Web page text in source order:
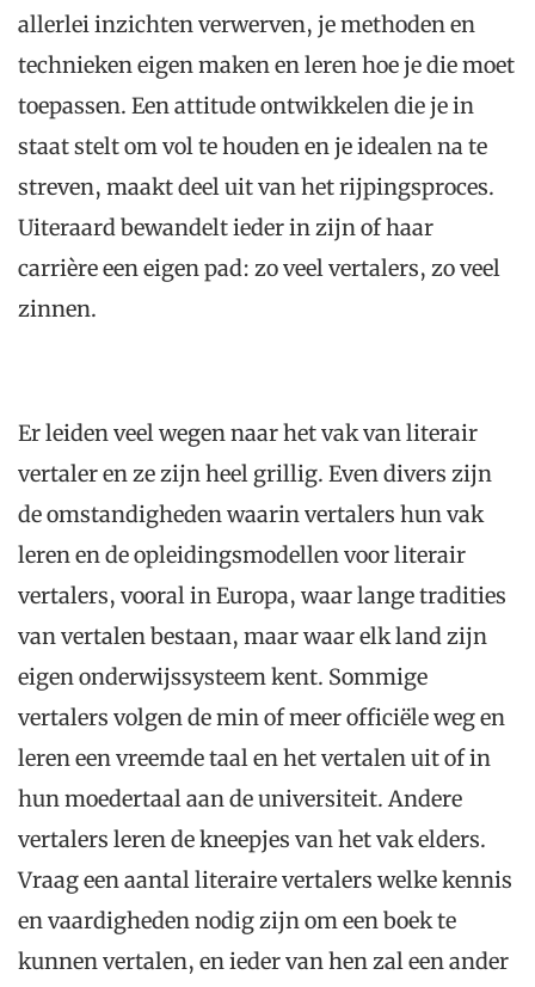
allerlei inzichten verwerven, je methoden en
technieken eigen maken en leren hoe je die moet
toepassen. Een attitude ontwikkelen die je in
staat stelt om vol te houden en je idealen na te
streven, maakt deel uit van het rijpingsproces.
Uiteraard bewandelt ieder in zijn of haar
carrière een eigen pad: zo veel vertalers, zo veel
zinnen.
Er leiden veel wegen naar het vak van literair
vertaler en ze zijn heel grillig. Even divers zijn
de omstandigheden waarin vertalers hun vak
leren en de opleidingsmodellen voor literair
vertalers, vooral in Europa, waar lange tradities
van vertalen bestaan, maar waar elk land zijn
eigen onderwijssysteem kent. Sommige
vertalers volgen de min of meer officiële weg en
leren een vreemde taal en het vertalen uit of in
hun moedertaal aan de universiteit. Andere
vertalers leren de kneepjes van het vak elders.
Vraag een aantal literaire vertalers welke kennis
en vaardigheden nodig zijn om een boek te
kunnen vertalen, en ieder van hen zal een ander